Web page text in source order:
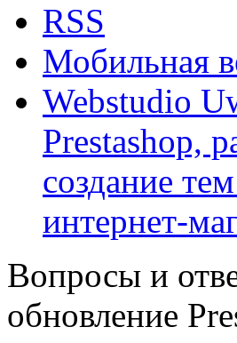
RSS
Мобильная
Webstudio
Prestashop,
создание
интернет-
Вопросы и
обновление